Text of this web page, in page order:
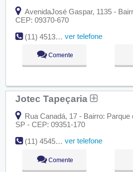
AvenidaJosé Gaspar, 1135 -
CEP: 09370-670
(11) 4513-9231
ver telefone
Comente
Jotec Tapeçaria
Rua Canadá, 17 - Bairro:
SP - CEP: 09351-170
(11) 4545-0907
ver telefone
Comente